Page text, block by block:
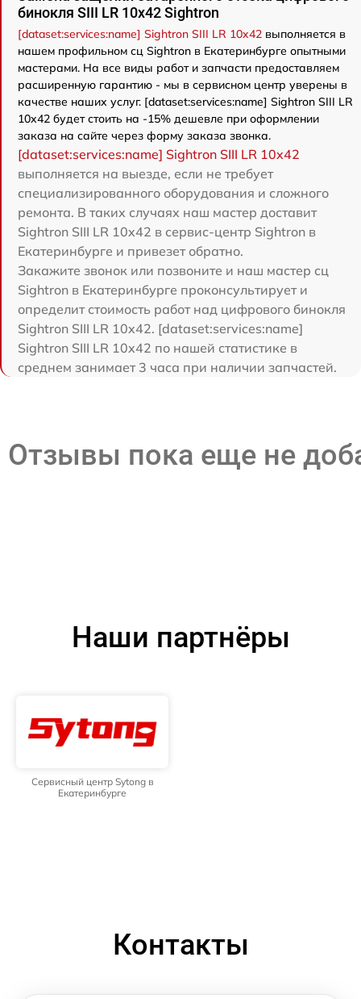
бинокля SIII LR 10x42 Sightron
[dataset:services:name] Sightron SIII LR 10x42 выполняется в
нашем профильном сц Sightron в Екатеринбурге опытными
мастерами. На все виды работ и запчасти предоставляем
расширенную гарантию - мы в сервисном центр уверены в
качестве наших услуг. [dataset:services:name] Sightron SIII LR
10x42 будет стоить на -15% дешевле при оформлении
заказа на сайте через форму заказа звонка.
[dataset:services:name] Sightron SIII LR 10x42
выполняется на выезде, если не требует
специализированного оборудования и сложного
ремонта. В таких случаях наш мастер доставит
Sightron SIII LR 10x42 в сервис-центр Sightron в
Екатеринбурге и привезет обратно.
Закажите звонок или позвоните и наш мастер сц
Sightron в Екатеринбурге проконсультирует и
определит стоимость работ над цифрового бинокля
Sightron SIII LR 10x42. [dataset:services:name]
Sightron SIII LR 10x42 по нашей статистике в
среднем занимает 3 часа при наличии запчастей.
Отзывы пока еще не
Наши партнёры
Сервисный центр Sytong в
Екатеринбурге
Контакты